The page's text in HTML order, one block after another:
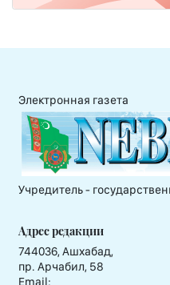
Электронная газета
Учредитель -
Адрес редакции
744036, Ашхабад,
пр. Арчабил, 58
Email: